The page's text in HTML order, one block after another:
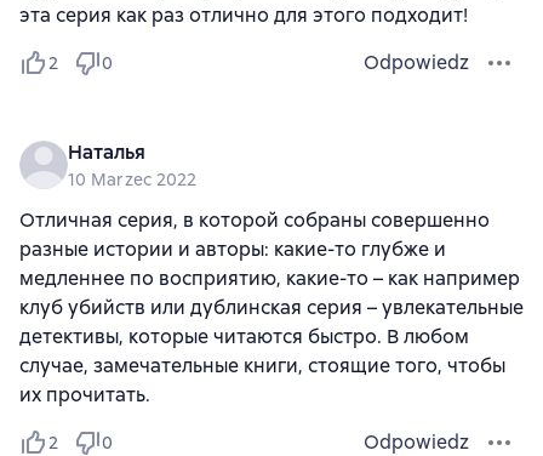
эта серия как раз отлично для этого подходит!
2 0 Odpowiedz
Наталья
10 Marzec 2022
Отличная серия, в которой собраны совершенно
разные истории и авторы: какие-то глубже и
медленнее по восприятию, какие-то – как например
клуб убийств или дублинская серия – увлекательные
детективы, которые читаются быстро. В любом
случае, замечательные книги, стоящие того, чтобы
их прочитать.
2 0 Odpowiedz